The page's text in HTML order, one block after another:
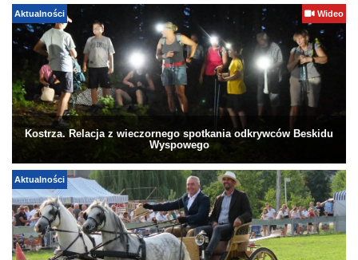
Aktualności Wideo
Kostrza. Relacja z wieczornego spotkania odkrywców Beskidu
Wyspowego
Aktualności